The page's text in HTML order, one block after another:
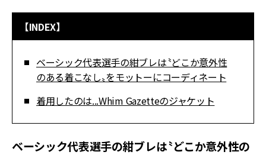
【INDEX】
ベーシック代表選手の紺ブレは〝どこか意外性
のある着こなし〟をモットーにコーディネート
着用したのは...Whim Gazetteのジャケット
ベーシック代表選手の紺ブレは〝どこか意外性の